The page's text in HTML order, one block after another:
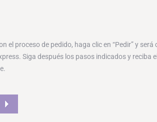
el proceso de pedido, haga clic en “Pedir” y
Siga después los pasos indicados y reciba